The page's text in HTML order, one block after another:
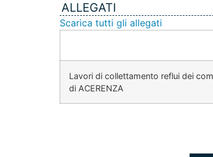
ALLEGATI
Scarica tutti gli allegati
Lavori di collettamento reflui dei
di ACERENZA